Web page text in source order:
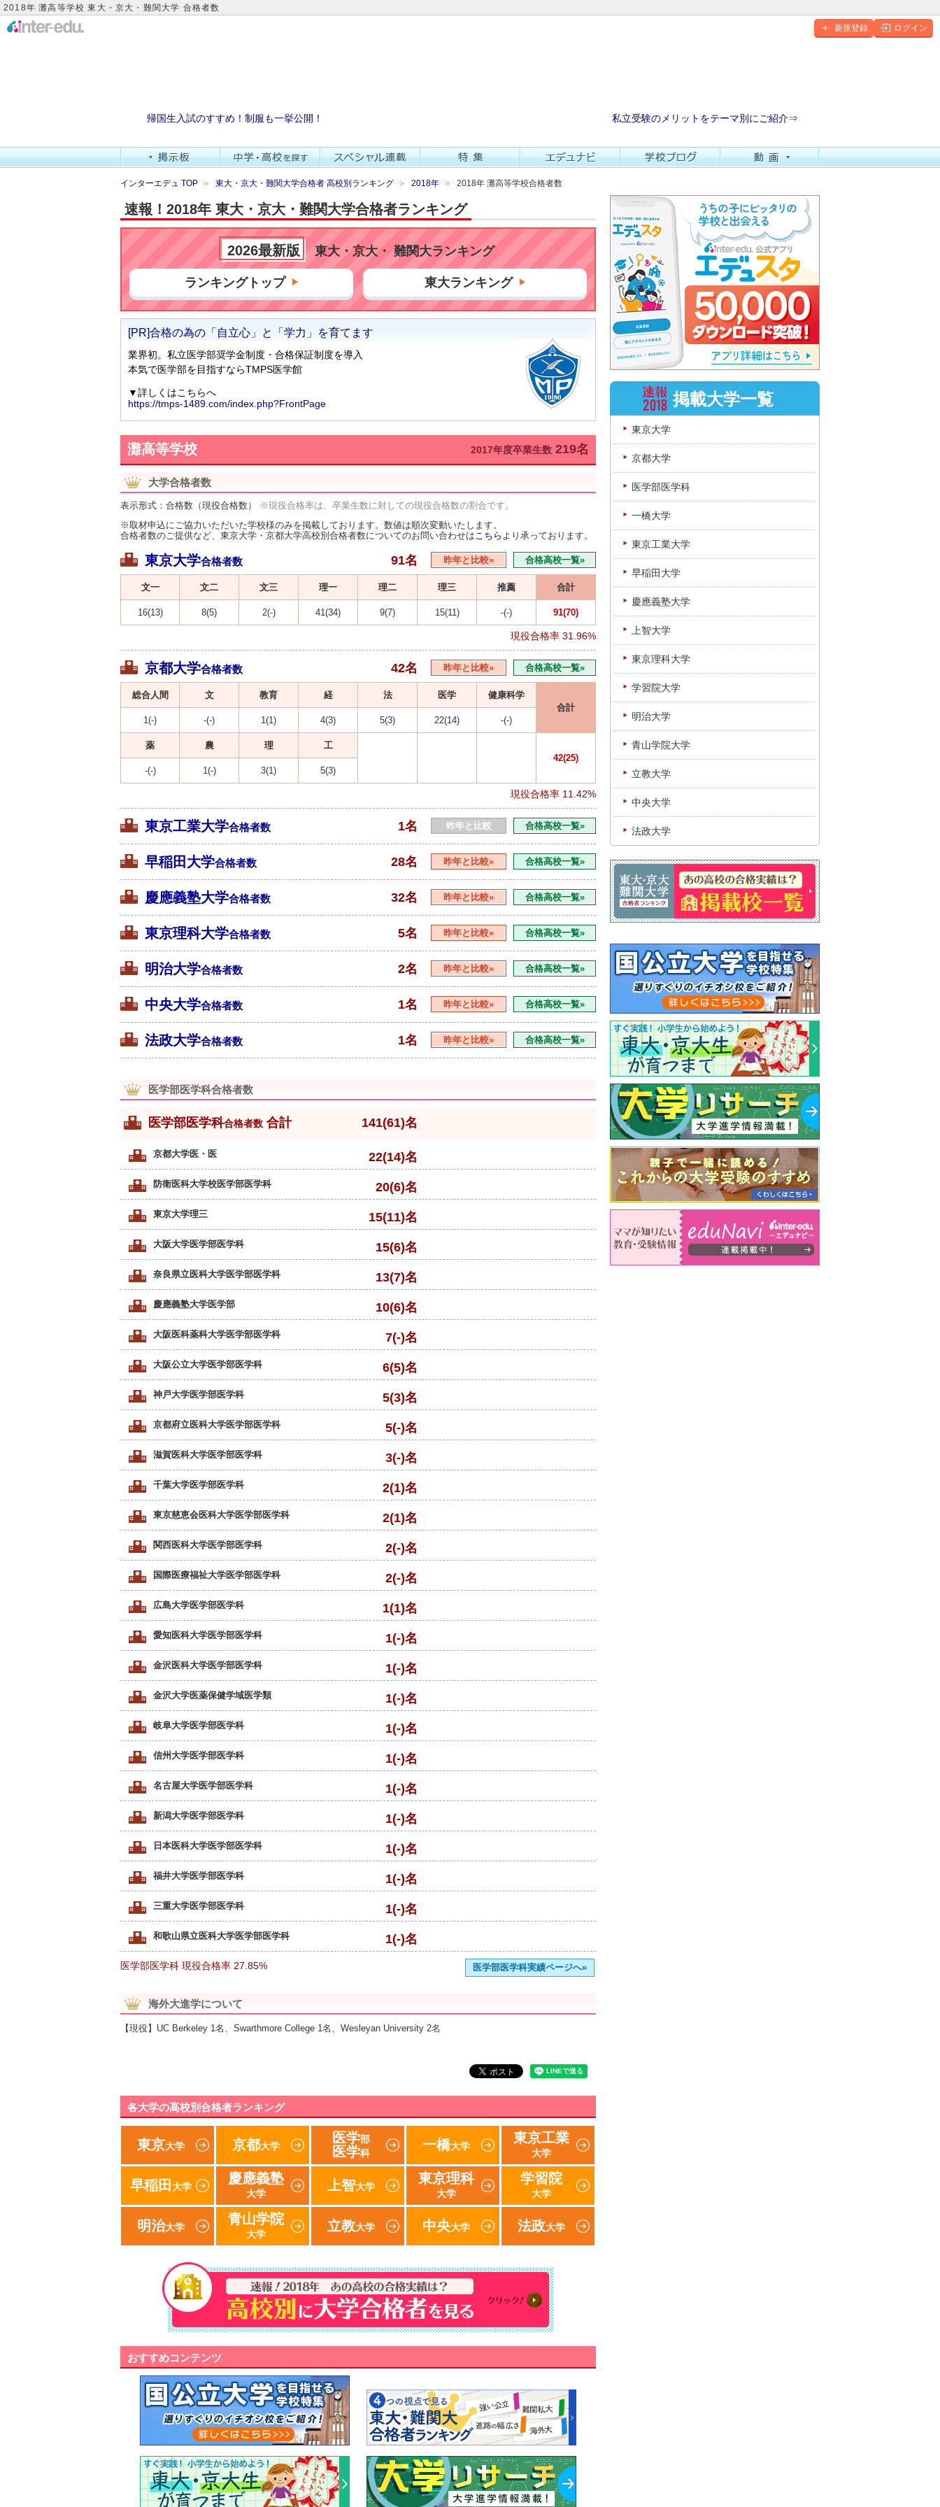
2018年 灘高等学校 東大・京大・難関大学 合格者数
新規登録 ログイン
帰国生入試のすすめ！制服も一挙公開！ 私立受験のメリットをテーマ別にご紹介⇒
インターエデュ TOP 東大・京大・難関大学合格者 高校別ランキング 2018年 2018年 灘高等学校合格者数
速報！2018年 東大・京大・難関大学合格者ランキング
2026最新版 東大・京大・ 難関大ランキング
ランキングトップ 東大ランキング
灘高等学校 2017年度卒業生数 219名
大学合格者数
表示形式：合格数（現役合格数）
※現役合格率は、卒業生数に対しての現役合格数の割合です。
※取材申込にご協力いただいた学校様のみを掲載しております。数値は順次変動いたします。
合格者数のご提供など、東京大学・京都大学高校別合格者数についてのお問い合わせは こちら より承っております。
東京大学合格者数 91名 昨年と比較» 合格高校一覧»
文一 文二 文三 理一 理二 理三 推薦 合計
16(13) 8(5) 2(-) 41(34) 9(7) 15(11) -(-) 91(70)
現役合格率 31.96%
京都大学合格者数 42名 昨年と比較» 合格高校一覧»
総合人間 文 教育 経 法 医学
健康科学
合計
1(-)
-(-) 1(1) 4(3) 5(3) 22(14) -(-)
薬 農 理
工
42(25)
-(-)
1(-) 3(1) 5(3)
現役合格率 11.42%
東京工業大学合格者数 1名 昨年と比較 合格高校一覧»
早稲田大学合格者数 28名 昨年と比較» 合格高校一覧»
慶應義塾大学合格者数 32名 昨年と比較» 合格高校一覧»
東京理科大学合格者数 5名 昨年と比較» 合格高校一覧»
明治大学合格者数 2名 昨年と比較» 合格高校一覧»
中央大学合格者数 1名 昨年と比較» 合格高校一覧»
法政大学合格者数 1名 昨年と比較» 合格高校一覧»
医学部医学科合格者数
医学部医学科合格者数 合計 141(61)名
京都大学医・医 22(14)名
防衛医科大学校医学部医学科 20(6)名
東京大学理三 15(11)名
大阪大学医学部医学科 15(6)名
奈良県立医科大学医学部医学科 13(7)名
慶應義塾大学医学部 10(6)名
大阪医科薬科大学医学部医学科 7(-)名
大阪公立大学医学部医学科 6(5)名
神戸大学医学部医学科 5(3)名
京都府立医科大学医学部医学科 5(-)名
滋賀医科大学医学部医学科 3(-)名
千葉大学医学部医学科 2(1)名
東京慈恵会医科大学医学部医学科 2(1)名
関西医科大学医学部医学科 2(-)名
国際医療福祉大学医学部医学科 2(-)名
広島大学医学部医学科 1(1)名
愛知医科大学医学部医学科 1(-)名
金沢医科大学医学部医学科 1(-)名
金沢大学医薬保健学域医学類 1(-)名
岐阜大学医学部医学科 1(-)名
信州大学医学部医学科 1(-)名
名古屋大学医学部医学科 1(-)名
新潟大学医学部医学科 1(-)名
日本医科大学医学部医学科 1(-)名
福井大学医学部医学科 1(-)名
三重大学医学部医学科 1(-)名
和歌山県立医科大学医学部医学科 1(-)名
医学部医学科 現役合格率 27.85% 医学部医学科実績ページへ»
海外大進学について
【現役】UC Berkeley 1名、Swarthmore College 1名、Wesleyan University 2名
各大学の高校別合格者ランキング
東京大学 京都大学
医学部
医学科
一橋大学
東京工業
大学
早稲田 大学
慶應義塾
大学
上智大学
東京理科
大学
学習院
大学
明治大学
青山学院
大学
立教大学 中央大学 法政大学
おすすめコンテンツ
掲載大学一覧
東京大学
京都大学
医学部医学科
一橋大学
東京工業大学
早稲田大学
慶應義塾大学
上智大学
東京理科大学
学習院大学
明治大学
青山学院大学
立教大学
中央大学
法政大学